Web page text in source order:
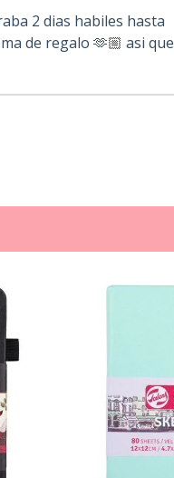
2 dias habiles hasta
de regalo 🫶🏼 asi que